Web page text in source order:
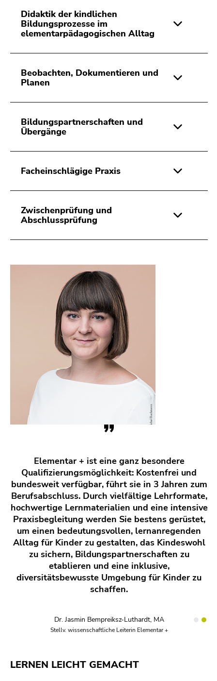
Didaktik der kindlichen
Bildungsprozesse im
elementarpädagogischen Alltag
Beobachten, Dokumentieren und
Planen
Bildungspartnerschaften und
Übergänge
Facheinschlägige Praxis
Zwischenprüfung und
Abschlussprüfung
Elementar + ist eine ganz besondere
Qualifizierungsmöglichkeit: Kostenfrei und
bundesweit verfügbar, führt sie in 3 Jahren zum
Berufsabschluss. Durch vielfältige Lehrformate,
hochwertige Lernmaterialien und eine intensive
Praxisbegleitung werden Sie bestens gerüstet,
um einen bedeutungsvollen, lernanregenden
Alltag für Kinder zu gestalten, das Kindeswohl
zu sichern, Bildungspartnerschaften zu
etablieren und eine inklusive,
diversitätsbewusste Umgebung für Kinder zu
schaffen.
Dr. Jasmin Bempreiksz-Luthardt, MA
Stellv. wissenschaftliche Leiterin Elementar +
LERNEN LEICHT GEMACHT